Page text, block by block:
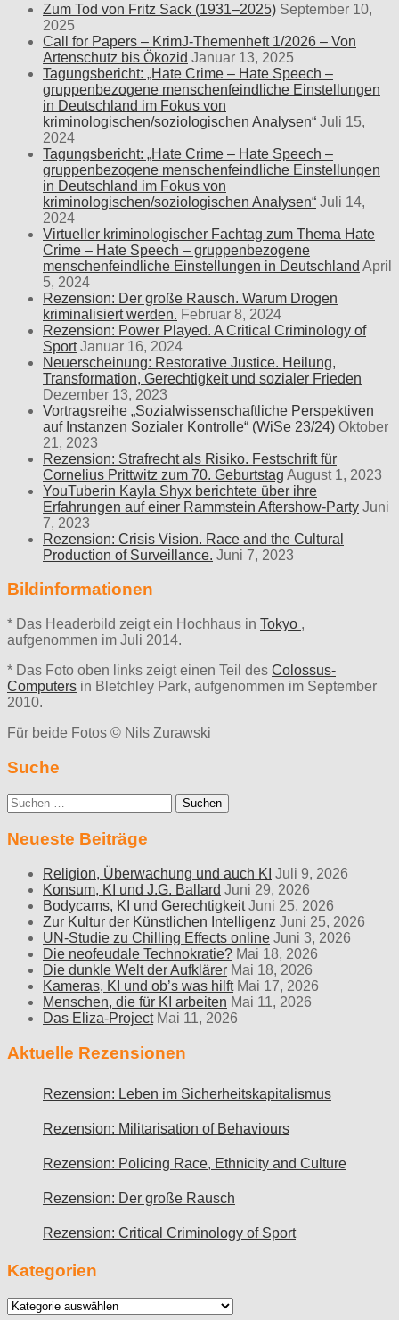
Zum Tod von Fritz Sack (1931–2025) September 10,
2025
Call for Papers – KrimJ-Themenheft 1/2026 – Von
Artenschutz bis Ökozid Januar 13, 2025
Tagungsbericht: „Hate Crime – Hate Speech –
gruppenbezogene menschenfeindliche Einstellungen
in Deutschland im Fokus von
kriminologischen/soziologischen Analysen“ Juli 15,
2024
Tagungsbericht: „Hate Crime – Hate Speech –
gruppenbezogene menschenfeindliche Einstellungen
in Deutschland im Fokus von
kriminologischen/soziologischen Analysen“ Juli 14,
2024
Virtueller kriminologischer Fachtag zum Thema Hate
Crime – Hate Speech – gruppenbezogene
menschenfeindliche Einstellungen in Deutschland April
5, 2024
Rezension: Der große Rausch. Warum Drogen
kriminalisiert werden. Februar 8, 2024
Rezension: Power Played. A Critical Criminology of
Sport Januar 16, 2024
Neuerscheinung: Restorative Justice. Heilung,
Transformation, Gerechtigkeit und sozialer Frieden
Dezember 13, 2023
Vortragsreihe „Sozialwissenschaftliche Perspektiven
auf Instanzen Sozialer Kontrolle“ (WiSe 23/24) Oktober
21, 2023
Rezension: Strafrecht als Risiko. Festschrift für
Cornelius Prittwitz zum 70. Geburtstag August 1, 2023
YouTuberin Kayla Shyx berichtete über ihre
Erfahrungen auf einer Rammstein Aftershow-Party Juni
7, 2023
Rezension: Crisis Vision. Race and the Cultural
Production of Surveillance. Juni 7, 2023
Bildinformationen
* Das Headerbild zeigt ein Hochhaus in Tokyo ,
aufgenommen im Juli 2014.
* Das Foto oben links zeigt einen Teil des Colossus-
Computers in Bletchley Park, aufgenommen im September
2010.
Für beide Fotos © Nils Zurawski
Suche
Suche
nach:
Neueste Beiträge
Religion, Überwachung und auch KI Juli 9, 2026
Konsum, KI und J.G. Ballard Juni 29, 2026
Bodycams, KI und Gerechtigkeit Juni 25, 2026
Zur Kultur der Künstlichen Intelligenz Juni 25, 2026
UN-Studie zu Chilling Effects online Juni 3, 2026
Die neofeudale Technokratie? Mai 18, 2026
Die dunkle Welt der Aufklärer Mai 18, 2026
Kameras, KI und ob’s was hilft Mai 17, 2026
Menschen, die für KI arbeiten Mai 11, 2026
Das Eliza-Project Mai 11, 2026
Aktuelle Rezensionen
Rezension: Leben im Sicherheitskapitalismus
Rezension: Militarisation of Behaviours
Rezension: Policing Race, Ethnicity and Culture
Rezension: Der große Rausch
Rezension: Critical Criminology of Sport
Kategorien
Kategorien